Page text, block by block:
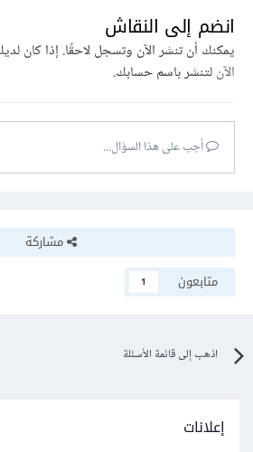
انضم إلى النقاش
يمكنك أن تنشر الآن وتسجل لاحقًا. إذا كان
الآنلتنشر باسم حسابك.
أجب على هذا السؤال...
مشاركة
متابعون
1
اذهب إلى قائمة الأسئلة
إعلانات